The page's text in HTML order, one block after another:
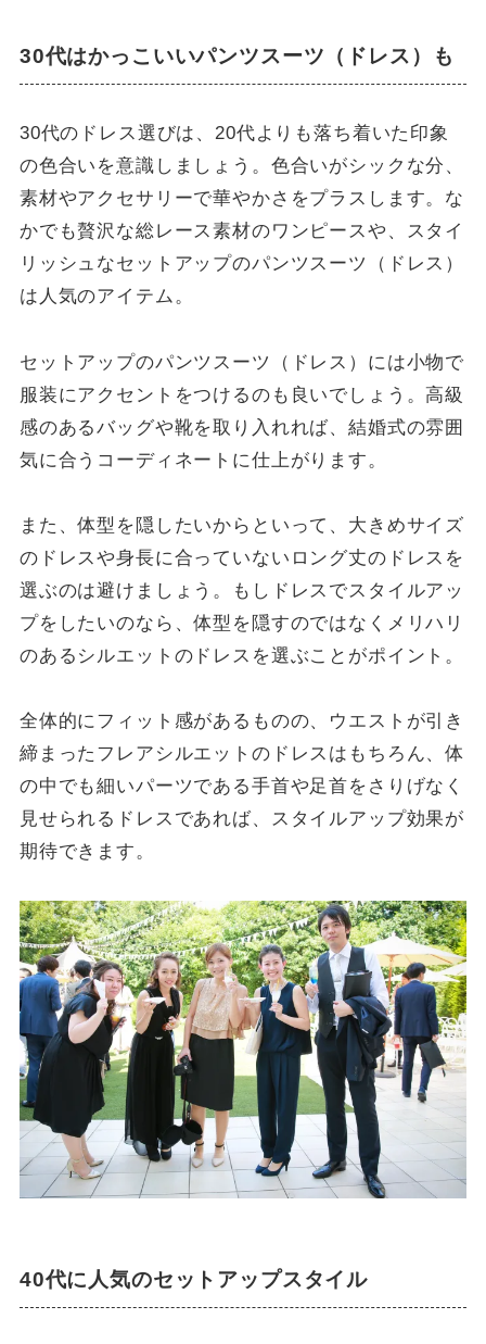
30代はかっこいいパンツスーツ（ドレス）も
30代のドレス選びは、20代よりも落ち着いた印象
の色合いを意識しましょう。色合いがシックな分、
素材やアクセサリーで華やかさをプラスします。な
かでも贅沢な総レース素材のワンピースや、スタイ
リッシュなセットアップのパンツスーツ（ドレス）
は人気のアイテム。
セットアップのパンツスーツ（ドレス）には小物で
服装にアクセントをつけるのも良いでしょう。高級
感のあるバッグや靴を取り入れれば、結婚式の雰囲
気に合うコーディネートに仕上がります。
また、体型を隠したいからといって、大きめサイズ
のドレスや身長に合っていないロング丈のドレスを
選ぶのは避けましょう。もしドレスでスタイルアッ
プをしたいのなら、体型を隠すのではなくメリハリ
のあるシルエットのドレスを選ぶことがポイント。
全体的にフィット感があるものの、ウエストが引き
締まったフレアシルエットのドレスはもちろん、体
の中でも細いパーツである手首や足首をさりげなく
見せられるドレスであれば、スタイルアップ効果が
期待できます。
40代に人気のセットアップスタイル